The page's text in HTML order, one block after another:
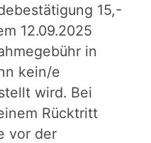
15,-
12.09.2025
in
kein/e
wird. Bei
Rücktritt
vor der